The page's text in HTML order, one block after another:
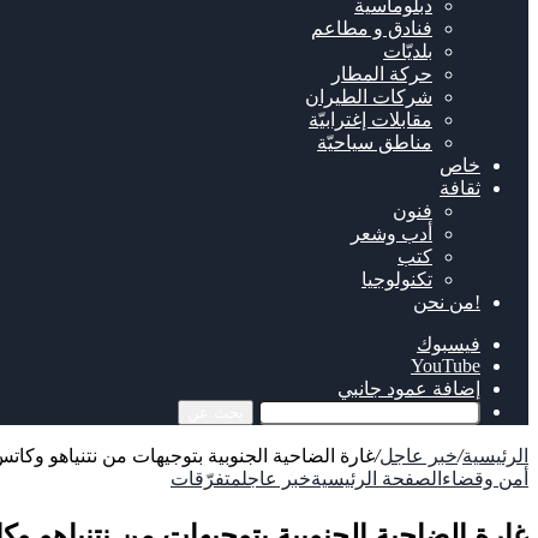
دبلوماسية
فنادق و مطاعم
بلديّات
حركة المطار
شركات الطيران
مقابلات إغترابيّة
مناطق سياحيّة
خاص
ثقافة
فنون
أدب وشعر
كتب
تكنولوجيا
!من نحن
فيسبوك
‫YouTube
إضافة عمود جانبي
الرئيسية/خبر عاجل/غارة الضاحية الجنوبية بتوجيهات من نتنياهو
أمن وقضاء الصفحة الرئيسيةخبر عاجلمتفرّقات